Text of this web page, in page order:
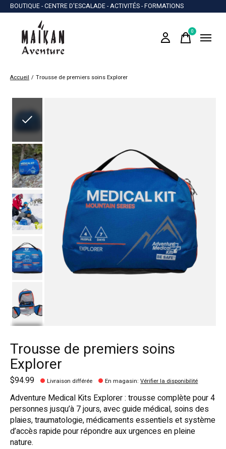
BOUTIQUE - CENTRE D'ESCALADE - ACTIVITÉS - FORMATIONS
0items
Accueil / Trousse de premiers soins Explorer
Trousse de premiers soins
Explorer
$94.99 Livraison différée En magasin:Vérifier la disponibilité
Adventure Medical Kits Explorer : trousse complète pour 4
personnes jusqu’à 7 jours, avec guide médical, soins des
plaies, traumatologie, médicaments essentiels et système
d’accès rapide pour répondre aux urgences en pleine
nature.